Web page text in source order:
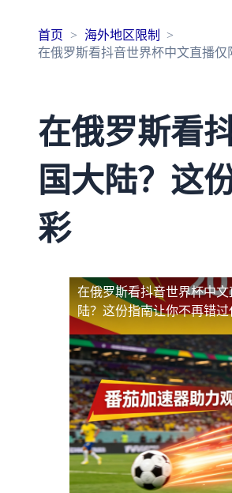
首页
海外地区限制
在俄罗斯看抖音世界杯中文直播
在俄罗斯看
国大陆？这
彩
在俄罗斯看抖音世界杯中
陆？这份指南让你不再错